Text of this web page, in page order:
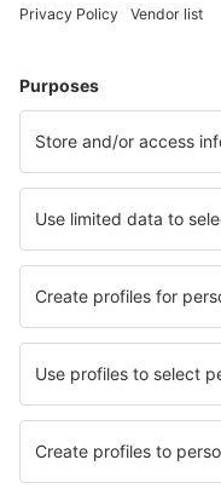
Liverpool John
Oxford Kidlington
Orkneje Kirkwall
Lands End Airport
Londýn
Londýn
Manchester
Newcastle Intl
Newquay